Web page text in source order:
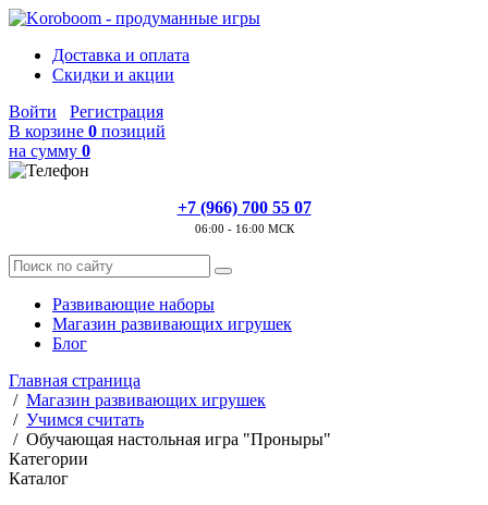
Доставка и оплата
Скидки и акции
Войти
Регистрация
В корзине 0 позиций
на сумму 0
+7 (966) 700 55 07
06:00 - 16:00 МСК
Развивающие наборы
Магазин развивающих игрушек
Блог
Главная страница
/ Магазин развивающих игрушек
/ Учимся считать
/ Обучающая настольная игра "Проныры"
Категории
Каталог